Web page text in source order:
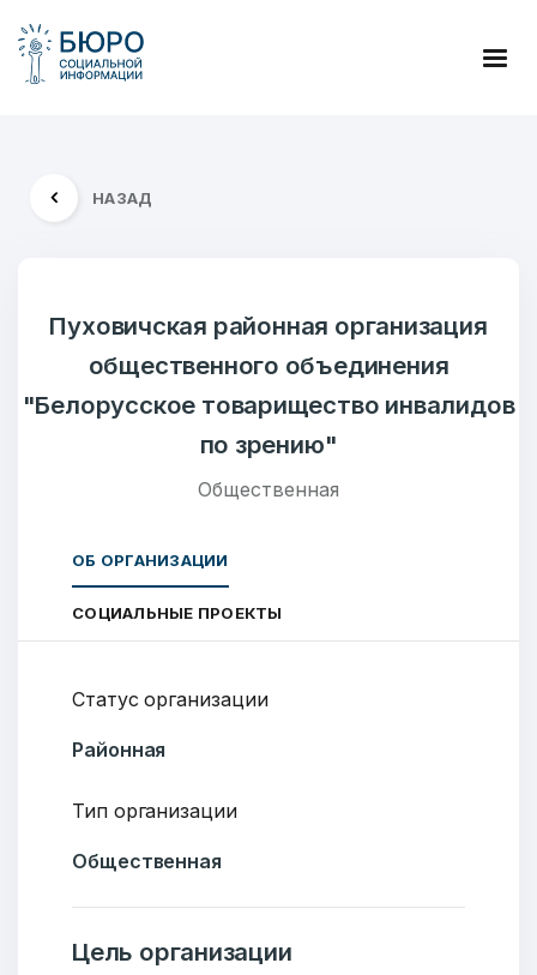
НАЗАД
Пуховичская районная организация
общественного объединения
"Белорусское товарищество инвалидов
по зрению"
Общественная
ОБ ОРГАНИЗАЦИИ
СОЦИАЛЬНЫЕ ПРОЕКТЫ
Статус организации
Районная
Тип организации
Общественная
Цель организации